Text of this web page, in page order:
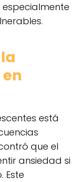
está
que el
ansiedad si
Este